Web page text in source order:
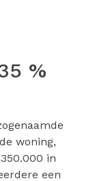
%
woning,
in
een